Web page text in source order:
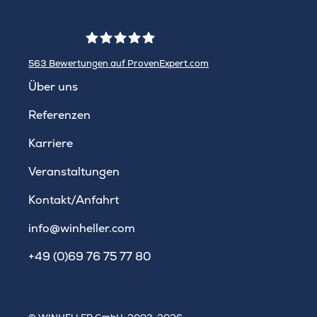
563 Bewertungen auf ProvenExpert.com
Über uns
Referenzen
Karriere
Veranstaltungen
Kontakt/Anfahrt
info@winheller.com
+49 (0)69 76 75 77 80